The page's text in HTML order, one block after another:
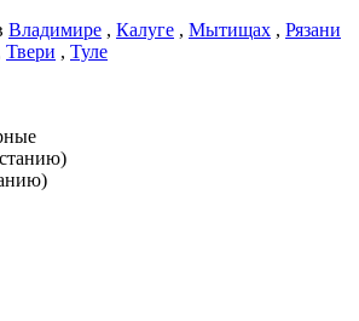
Владимире , Калуге , Мытищах , Рязани
Твери , Туле